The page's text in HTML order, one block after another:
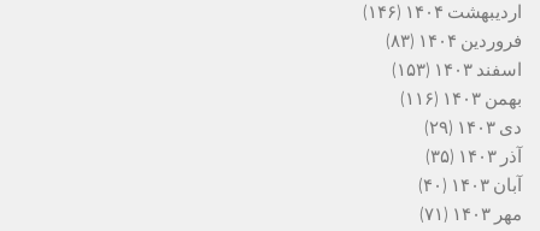
اردیبهشت ۱۴۰۴
(۱۴۶)
فروردین ۱۴۰۴
(۸۳)
اسفند ۱۴۰۳
(۱۵۳)
بهمن ۱۴۰۳
(۱۱۶)
دی ۱۴۰۳
(۲۹)
آذر ۱۴۰۳
(۳۵)
آبان ۱۴۰۳
(۴۰)
مهر ۱۴۰۳
(۷۱)